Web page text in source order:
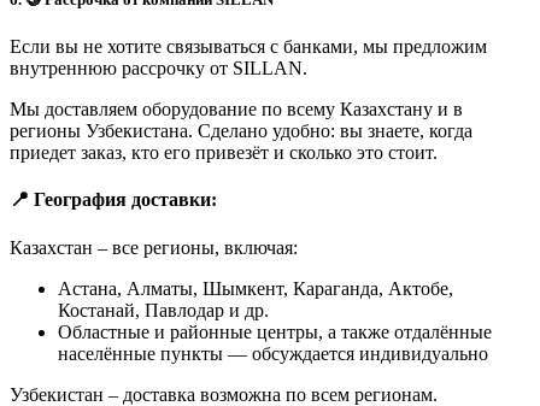
Если вы не хотите связываться с банками, мы предложим
внутреннюю рассрочку от SILLAN.
Мы доставляем оборудование по всему Казахстану и в
регионы Узбекистана. Сделано удобно: вы знаете, когда
приедет заказ, кто его привезёт и сколько это стоит.
📍 География доставки:
Казахстан – все регионы, включая:
Астана, Алматы, Шымкент, Караганда, Актобе,
Костанай, Павлодар и др.
Областные и районные центры, а также отдалённые
населённые пункты — обсуждается индивидуально
Узбекистан – доставка возможна по всем регионам.